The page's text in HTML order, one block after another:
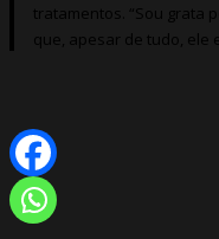
tratamentos. “Sou grata
que, apesar de tudo, ele